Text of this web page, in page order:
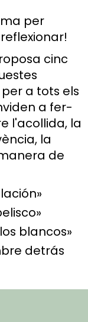
per
cinc
a tots els
a fer-
l'acollida, la
la
de
blancos»
detrás